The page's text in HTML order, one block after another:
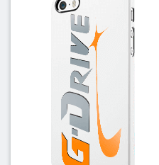
Посчитать свой тираж
Подробнее о технологии нанесения
Заявка на